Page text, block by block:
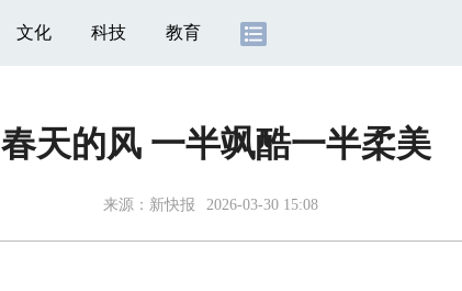
文化 科技 教育
春天的风 一半飒酷一半柔美
来源： 新快报 2026-03-30 15:08